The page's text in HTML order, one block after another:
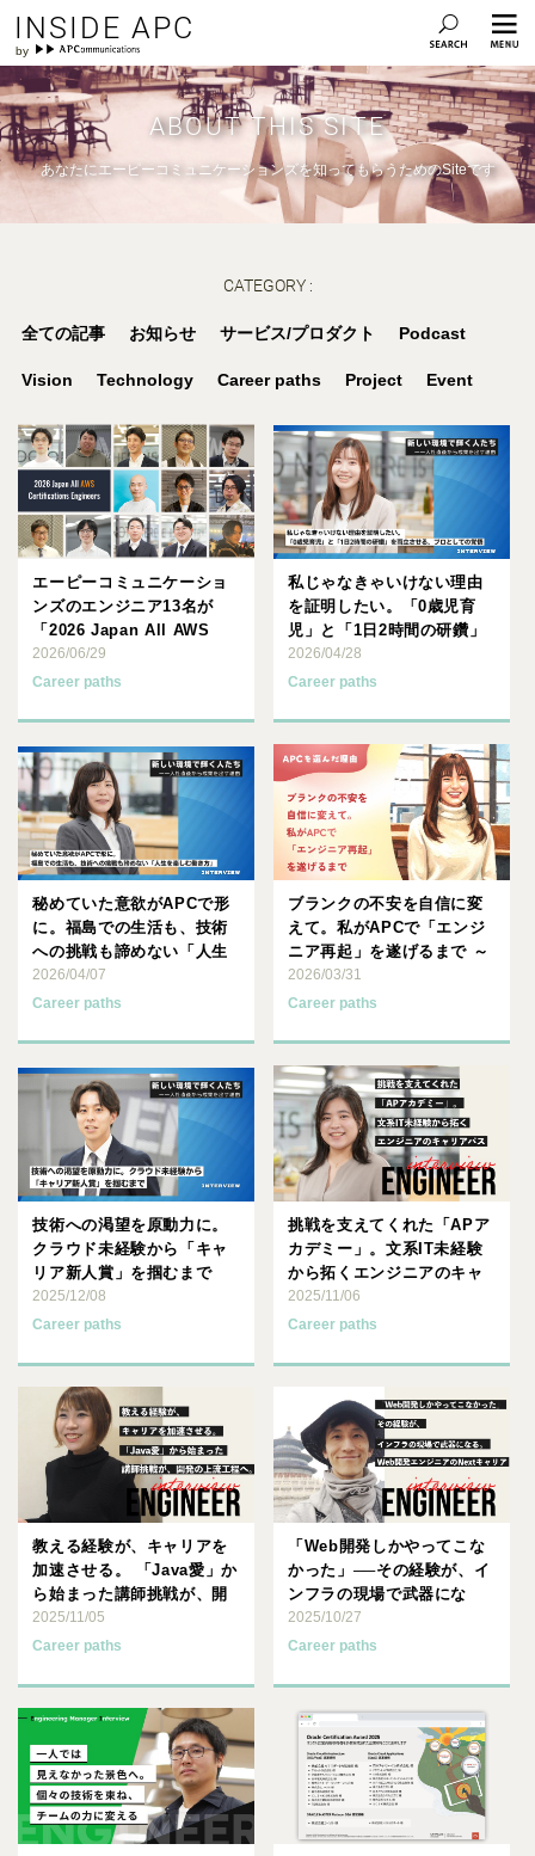
INSIDE APC
ABOUT THIS SITE
あなたにエーピーコミュニケーションズを知ってもらうためのSiteです
CATEGORY :
全ての記事 お知らせ サービス/プロダクト Podcast
Vision Technology Career paths Project Event
エーピーコミュニケーショ
ンズのエンジニア13名が
「2026 Japan All AWS
Certif･･･
2026/06/29
Career paths
私じゃなきゃいけない理由
を証明したい。「0歳児育
児」と「1日2時間の研鑽」
を両立させる、プロとして
の･･･
2026/04/28
Career paths
秘めていた意欲がAPCで形
に。福島での生活も、技術
への挑戦も諦めない「人生
を楽しむ働き方」
2026/04/07
Career paths
ブランクの不安を自信に変
えて。私がAPCで「エンジ
ニア再起」を遂げるまで ～
APCを選んだ理由 #2
2026/03/31
Career paths
技術への渇望を原動力に。
クラウド未経験から「キャ
リア新人賞」を掴むまで
2025/12/08
Career paths
挑戦を支えてくれた「APア
カデミー」。文系IT未経験
から拓くエンジニアのキャ
リアパス
2025/11/06
Career paths
教える経験が、キャリアを
加速させる。 「Java愛」か
ら始まった講師挑戦が、開
発の上流工程へ。
2025/11/05
Career paths
「Web開発しかやってこな
かった」──その経験が、イ
ンフラの現場で武器にな
る。Web開発エンジニア
の･･･
2025/10/27
Career paths